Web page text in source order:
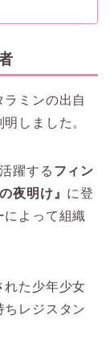
ミンの出自
しました。
躍する フィン
夜明け』 に登
によって組織
れた少年少女
ちレジスタン